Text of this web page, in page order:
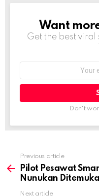
NEWSLETTER
Want
Get the best viral
Don't
more
Previous article
Pilot Pesawat
Nunukan
Next article